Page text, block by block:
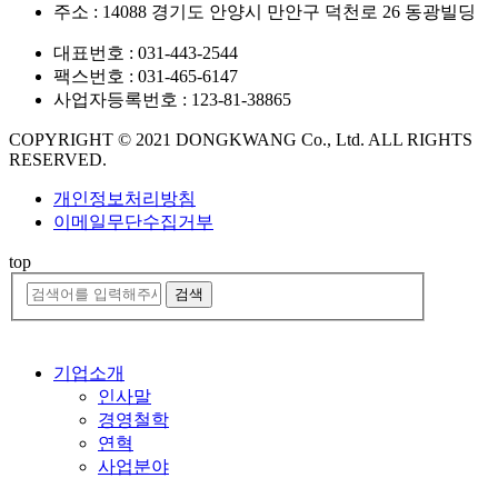
주소 : 14088 경기도 안양시 만안구 덕천로 26 동광빌딩
대표번호 : 031-443-2544
팩스번호 : 031-465-6147
사업자등록번호 : 123-81-38865
COPYRIGHT © 2021 DONGKWANG Co., Ltd. ALL RIGHTS
RESERVED.
개인정보처리방침
이메일무단수집거부
top
기업소개
인사말
경영철학
연혁
사업분야